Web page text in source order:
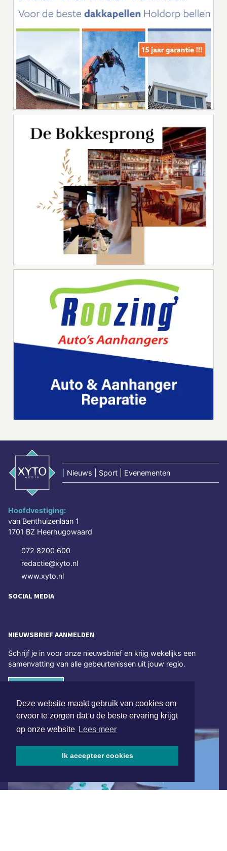
Deze website maakt gebruik van cookies om
ervoor te zorgen dat u de beste ervaring krijgt
op onze website Lees meer
Ik accepteer cookies
Nieuws | Sport | Evenementen
Hoofdvestiging:
van Benthuizenlaan 1
1701 BZ Heerhugowaard
072 8200 600
redactie@xyto.nl
www.xyto.nl
SOCIAL MEDIA
NIEUWSBRIEF AANMELDEN
Schrijf je in voor onze nieuwsbrief en krijg wekelijks een
samenvatting van alle gebeurtenissen uit jouw regio.
ONLINE DAGBLADEN